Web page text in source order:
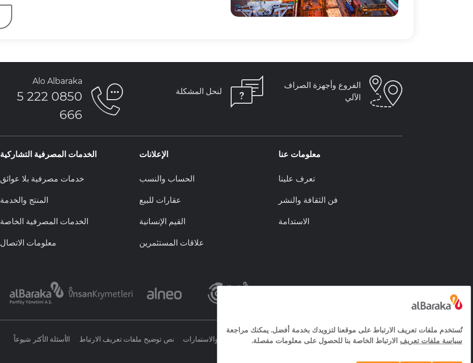
الفروع وأجهزة الصراف
الآلي
لنحل المشكلة
Alo Albaraka
0850 222 5
666
معلومات عنا
تعرف علينا
فن الثقافة والنشر
الاستدامة
الإعلانات
الحساب والنسب
عقارات للبيع
القيم الإنسانية
علاقات المستثمرين
الخدمات المصرفية التشاركية
خدمات مصرفية بلا عوائق
المنتج والخدمة
الخدمات المصرفية الخاصة
معلومات الاتصال
(م)مجموعة البركة ش.م.ب. خدمات مجتمع المعلومات العقد والاستمارات نص توضيح ملفات تعريف الارتباط الأسئلة الأكثر شيوعاً
© 2026 بنك البركة تورك التشاركي المساهم